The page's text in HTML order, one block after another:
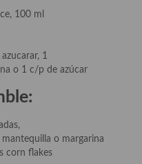
100 ml
1
o 1 c/p de azúcar
:
o margarina
corn flakes